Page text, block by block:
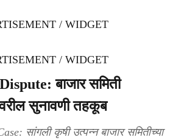
/ WIDGET
/ WIDGET
बाजार समिती
सुनावणी तहकूब
सांगली कृषी उत्पन्न बाजार समितीच्या